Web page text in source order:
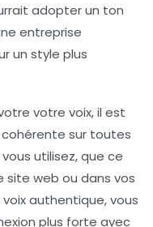
adopter un ton
entreprise
un style plus
votre voix, il est
cohérente sur toutes
utilisez, que ce
site web ou dans vos
authentique, vous
plus forte avec